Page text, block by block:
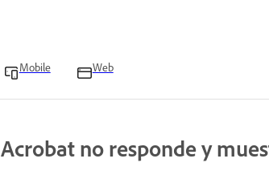
Mobile Web
Acrobat no responde y